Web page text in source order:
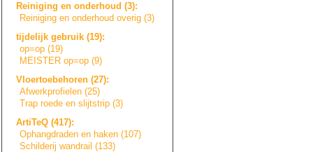
Reiniging en onderhoud (3):
Reiniging en onderhoud overig (3)
tijdelijk gebruik (19):
op=op (19)
MEISTER op=op (9)
Vloertoebehoren (27):
Afwerkprofielen (25)
Trap roede en slijtstrip (3)
ArtiTeQ (417):
Ophangdraden en haken (107)
Schilderij wandrail (133)